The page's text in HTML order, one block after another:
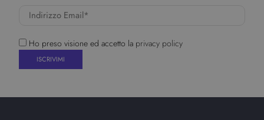
Ho preso visione ed accetto la privacy policy